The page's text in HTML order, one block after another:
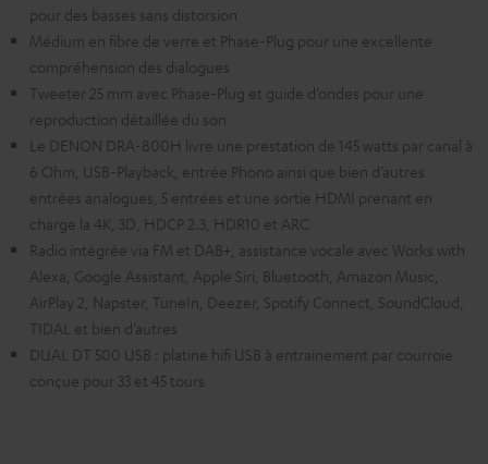
pour des basses sans distorsion
Médium en fibre de verre et Phase-Plug pour une excellente
compréhension des dialogues
Tweeter 25 mm avec Phase-Plug et guide d’ondes pour une
reproduction détaillée du son
Le DENON DRA-800H livre une prestation de 145 watts par canal à
6 Ohm, USB-Playback, entrée Phono ainsi que bien d’autres
entrées analogues, 5 entrées et une sortie HDMI prenant en
charge la 4K, 3D, HDCP 2.3, HDR10 et ARC
Radio intégrée via FM et DAB+, assistance vocale avec Works with
Alexa, Google Assistant, Apple Siri, Bluetooth, Amazon Music,
AirPlay 2, Napster, TuneIn, Deezer, Spotify Connect, SoundCloud,
TIDAL et bien d’autres
DUAL DT 500 USB : platine hifi USB à entrainement par courroie
conçue pour 33 et 45 tours